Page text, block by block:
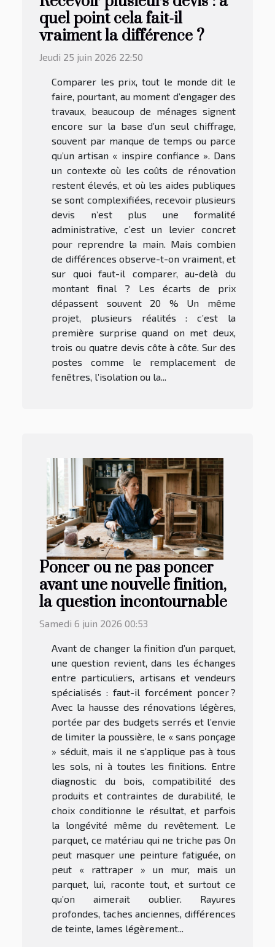
quel point cela fait-il
vraiment la différence ?
Jeudi 25 juin 2026 22:50
Comparer les prix, tout le monde dit le
faire, pourtant, au moment d’engager des
travaux, beaucoup de ménages signent
encore sur la base d’un seul chiffrage,
souvent par manque de temps ou parce
qu’un artisan « inspire confiance ». Dans
un contexte où les coûts de rénovation
restent élevés, et où les aides publiques
se sont complexifiées, recevoir plusieurs
devis n’est plus une formalité
administrative, c’est un levier concret
pour reprendre la main. Mais combien
de différences observe-t-on vraiment, et
sur quoi faut-il comparer, au-delà du
montant final ? Les écarts de prix
dépassent souvent 20 % Un même
projet, plusieurs réalités : c’est la
première surprise quand on met deux,
trois ou quatre devis côte à côte. Sur des
postes comme le remplacement de
fenêtres, l’isolation ou la...
Poncer ou ne pas poncer
avant une nouvelle finition,
la question incontournable
Samedi 6 juin 2026 00:53
Avant de changer la finition d’un parquet,
une question revient, dans les échanges
entre particuliers, artisans et vendeurs
spécialisés : faut-il forcément poncer ?
Avec la hausse des rénovations légères,
portée par des budgets serrés et l’envie
de limiter la poussière, le « sans ponçage
» séduit, mais il ne s’applique pas à tous
les sols, ni à toutes les finitions. Entre
diagnostic du bois, compatibilité des
produits et contraintes de durabilité, le
choix conditionne le résultat, et parfois
la longévité même du revêtement. Le
parquet, ce matériau qui ne triche pas On
peut masquer une peinture fatiguée, on
peut « rattraper » un mur, mais un
parquet, lui, raconte tout, et surtout ce
qu’on aimerait oublier. Rayures
profondes, taches anciennes, différences
de teinte, lames légèrement...